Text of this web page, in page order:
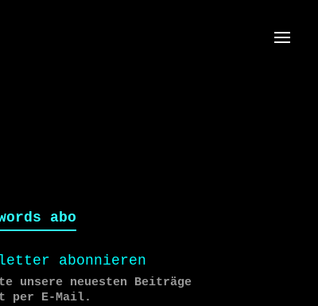
abo
abonnieren
unsere neuesten Beiträge
per E-Mail.